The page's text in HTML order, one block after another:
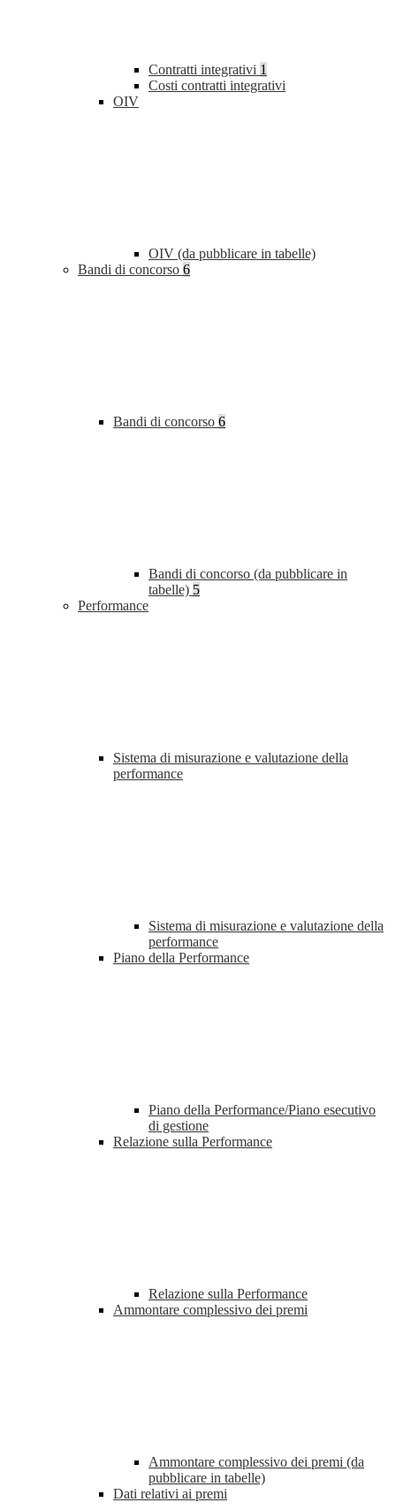
Contratti integrativi 1
Costi contratti integrativi
OIV
OIV (da pubblicare in tabelle)
Bandi di concorso 6
Bandi di concorso 6
Bandi di concorso (da pubblicare in
tabelle) 5
Performance
Sistema di misurazione e valutazione della
performance
Sistema di misurazione e valutazione della
performance
Piano della Performance
Piano della Performance/Piano esecutivo
di gestione
Relazione sulla Performance
Relazione sulla Performance
Ammontare complessivo dei premi
Ammontare complessivo dei premi (da
pubblicare in tabelle)
Dati relativi ai premi